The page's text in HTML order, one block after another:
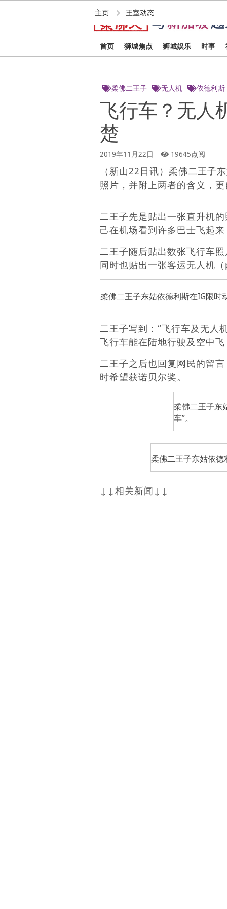
首页 狮城焦点 狮城娱乐 时事
主页 王室动态
柔佛二王子 无人机 依德利斯
飞行车？无人
楚
2019年11月22日 19645点阅
（新山22日讯）柔佛二王子
照片，并附上两者的含义，更
二王子先是贴出一张直升机
己在机场看到许多巴士飞起来
二王子随后贴出数张飞行车
同时也贴出一张客运无人机
柔佛二王子东姑依德利斯在IG限时
二王子写到：“飞行车及无人
飞行车能在陆地行驶及空中
二王子之后也回复网民的留
时希望获诺贝尔奖。
柔佛二王子东
车”。
柔佛二王子东姑依德
↓↓相关新闻↓↓